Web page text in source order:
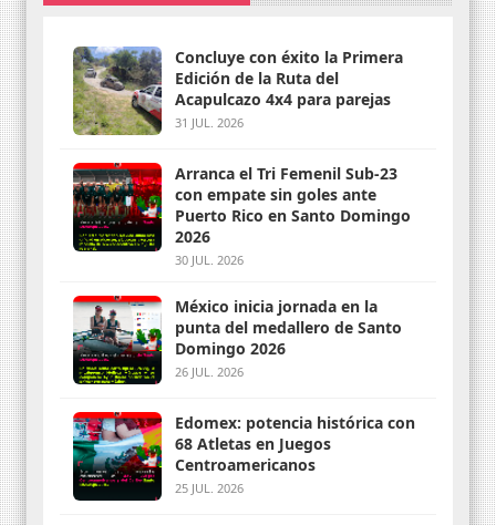
Concluye con éxito la Primera
Edición de la Ruta del
Acapulcazo 4x4 para parejas
31 JUL. 2026
Arranca el Tri Femenil Sub-23
con empate sin goles ante
Puerto Rico en Santo Domingo
2026
30 JUL. 2026
México inicia jornada en la
punta del medallero de Santo
Domingo 2026
26 JUL. 2026
Edomex: potencia histórica con
68 Atletas en Juegos
Centroamericanos
25 JUL. 2026